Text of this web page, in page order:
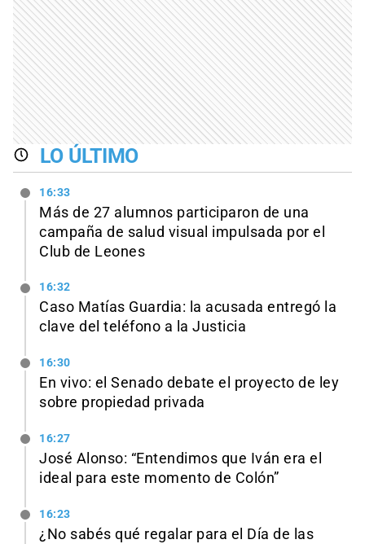
LO ÚLTIMO
16:33
Más de 27 alumnos participaron de una
campaña de salud visual impulsada por el
Club de Leones
16:32
Caso Matías Guardia: la acusada entregó la
clave del teléfono a la Justicia
16:30
En vivo: el Senado debate el proyecto de ley
sobre propiedad privada
16:27
José Alonso: “Entendimos que Iván era el
ideal para este momento de Colón”
16:23
¿No sabés qué regalar para el Día de las